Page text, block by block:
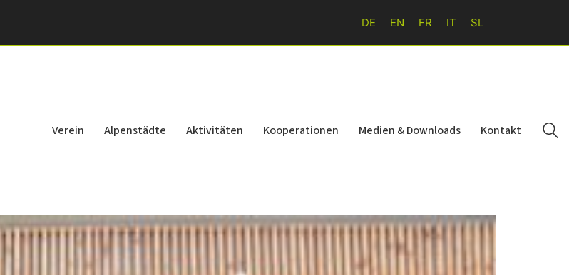
DE EN FR IT SL
Verein Alpenstädte Aktivitäten Kooperationen Medien & Downloads Kontakt